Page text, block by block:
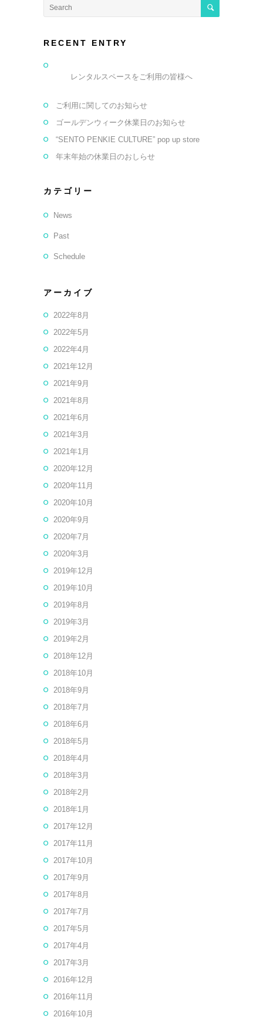
RECENT ENTRY
レンタルスペースをご利用の皆様へ
ご利用に関してのお知らせ
ゴールデンウィーク休業日のお知らせ
“SENTO PENKIE CULTURE” pop up store
年末年始の休業日のおしらせ
カテゴリー
News
Past
Schedule
アーカイブ
2022年8月
2022年5月
2022年4月
2021年12月
2021年9月
2021年8月
2021年6月
2021年3月
2021年1月
2020年12月
2020年11月
2020年10月
2020年9月
2020年7月
2020年3月
2019年12月
2019年10月
2019年8月
2019年3月
2019年2月
2018年12月
2018年10月
2018年9月
2018年7月
2018年6月
2018年5月
2018年4月
2018年3月
2018年2月
2018年1月
2017年12月
2017年11月
2017年10月
2017年9月
2017年8月
2017年7月
2017年5月
2017年4月
2017年3月
2016年12月
2016年11月
2016年10月